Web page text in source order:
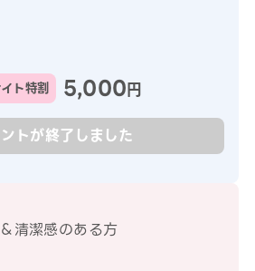
ト特割 5,000円
トが終了しました
清潔感のある方